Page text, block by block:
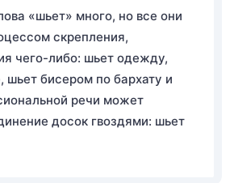
«шьет» много, но все они
скрепления,
чего-либо: шьет одежду,
шьет бисером по бархату и
речи может
досок гвоздями: шьет